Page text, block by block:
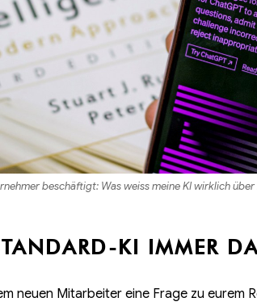
beschäftigt: Was weiss meine KI wirklich
KI IMMER
neuen Mitarbeiter eine Frage zu